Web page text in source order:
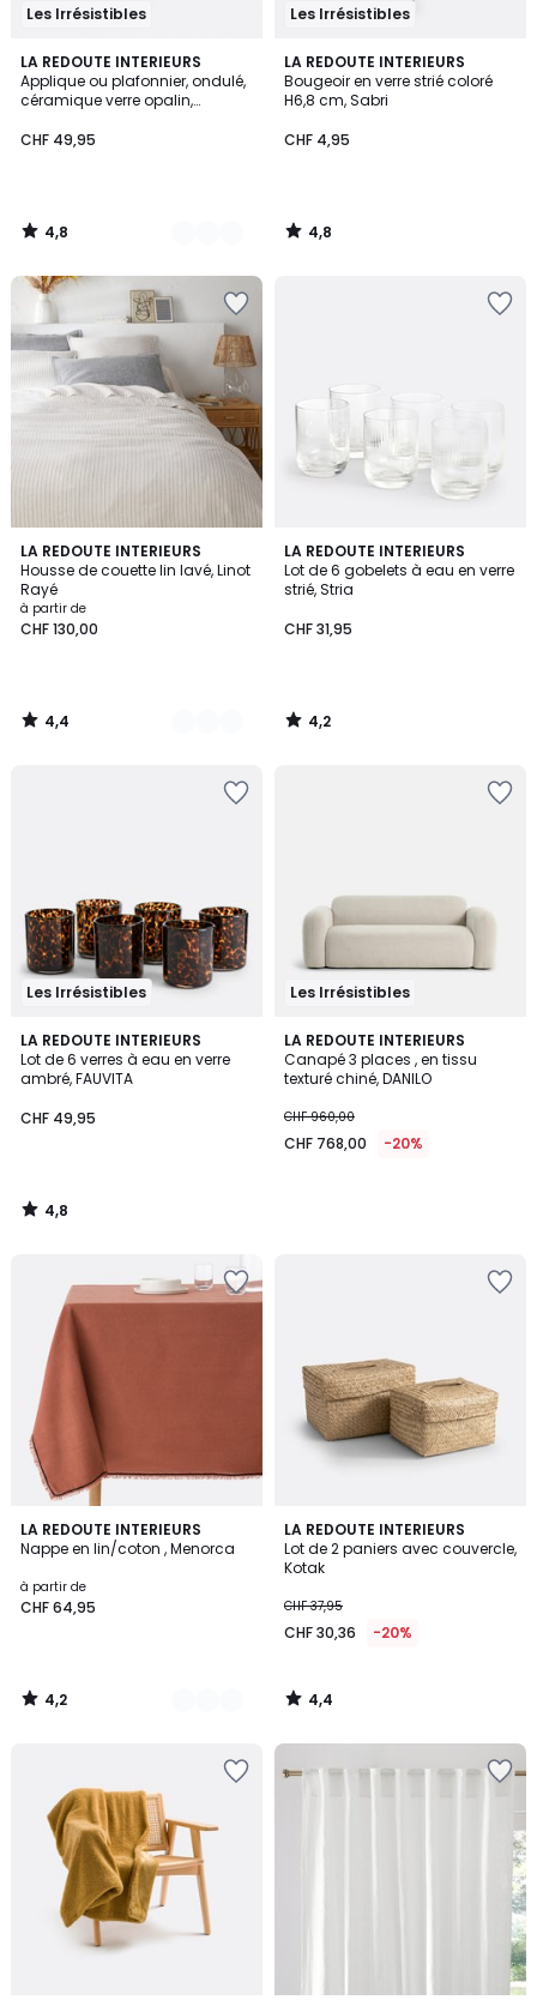
Les Irrésistibles
LA REDOUTE INTERIEURS
Applique ou plafonnier, ondulé,
céramique verre opalin,
CHF 49,95
4,8
/ 5
4
Couleurs
4,8
/
Les Irrésistibles
LA REDOUTE INTERIEURS
Bougeoir en verre strié coloré
H6,8 cm, Sabri
CHF 4,95
4,8
/ 5
4,8
/
LA REDOUTE INTERIEURS
Housse de couette lin lavé, Linot
Rayé
à partir de
CHF 130,00
4,4
/ 5
3
Couleurs
4,4
/
LA REDOUTE INTERIEURS
Lot de 6 gobelets à eau en verre
strié, Stria
CHF 31,95
4,2
/ 5
4,2
/
Les Irrésistibles
LA REDOUTE INTERIEURS
Lot de 6 verres à eau en verre
ambré, FAUVITA
CHF 49,95
4,8
/ 5
4,8
/
Les Irrésistibles
LA REDOUTE INTERIEURS
Canapé 3 places , en tissu
texturé chiné, DANILO
CHF 960,00
CHF 768,00 -20%
LA REDOUTE INTERIEURS
Nappe en lin/coton , Menorca
à partir de
CHF 64,95
4,2
/ 5
4
Couleurs
4,2
/
LA REDOUTE INTERIEURS
Lot de 2 paniers avec couvercle,
Kotak
CHF 37,95
CHF 30,36 -20%
4,4
/ 5
4,4
/